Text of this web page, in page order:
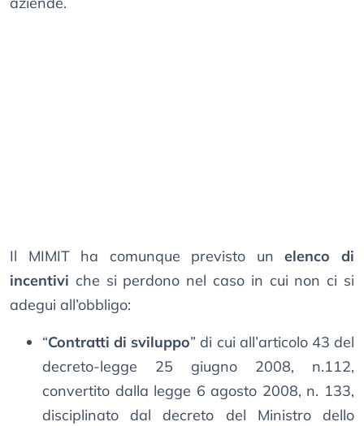
Il MIMIT ha comunque previsto unelenco di
incentivi che si perdono nel caso in cui non ci si
adegui all’obbligo:
“Contratti di sviluppo” di cui all’articolo 43 del
decreto-legge 25 giugno 2008, n.112,
convertito dalla legge 6 agosto 2008, n. 133,
disciplinato dal decreto del Ministro dello